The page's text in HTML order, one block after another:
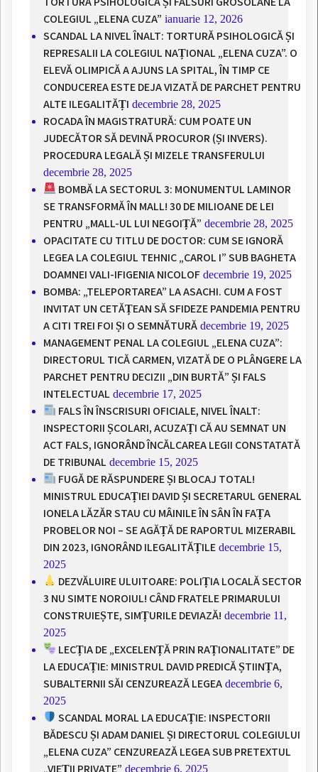
COLEGIUL „ELENA CUZA” ianuarie 12, 2026
SCANDAL LA NIVEL ÎNALT: TORTURĂ PSIHOLOGICĂ ȘI
REPRESALII LA COLEGIUL NAȚIONAL „ELENA CUZA”. O
ELEVĂ OLIMPICĂ A AJUNS LA SPITAL, ÎN TIMP CE
CONDUCEREA ESTE DEJA VIZATĂ DE PARCHET PENTRU
ALTE ILEGALITĂȚI decembrie 28, 2025
ROCADA ÎN MAGISTRATURĂ: CUM POATE UN
JUDECĂTOR SĂ DEVINĂ PROCUROR (ȘI INVERS).
PROCEDURA LEGALĂ ȘI MIZELE TRANSFERULUI
decembrie 28, 2025
BOMBĂ LA SECTORUL 3: MONUMENTUL LAMINOR
SE TRANSFORMĂ ÎN MALL! 30 DE MILIOANE DE LEI
PENTRU „MALL-UL LUI NEGOIȚĂ” decembrie 28, 2025
OPACITATE CU TITLU DE DOCTOR: CUM SE IGNORĂ
LEGEA LA COLEGIUL TEHNIC „CAROL I” SUB BAGHETA
DOAMNEI VALI-IFIGENIA NICOLOF decembrie 19, 2025
BOMBA: „TELEPORTAREA” LA ASACHI. CUM A FOST
INVITAT UN CETĂȚEAN SĂ SFIDEZE PANDEMIA PENTRU
A CITI TREI FOI ȘI O SEMNĂTURĂ decembrie 19, 2025
MANAGEMENT PENAL LA COLEGIUL „ELENA CUZA”:
DIRECTORUL TICĂ CARMEN, VIZATĂ DE O PLÂNGERE LA
PARCHET PENTRU DECIZII „DIN BURTĂ” ȘI FALS
INTELECTUAL decembrie 17, 2025
FALS ÎN ÎNSCRISURI OFICIALE, NIVEL ÎNALT:
INSPECTORII ȘCOLARI, ACUZAȚI CĂ AU SEMNAT UN
ACT FALS, IGNORÂND ÎNCĂLCAREA LEGII CONSTATATĂ
DE TRIBUNAL decembrie 15, 2025
FUGĂ DE RĂSPUNDERE ȘI BLOCAJ TOTAL!
MINISTRUL EDUCAȚIEI DAVID ȘI SECRETARUL GENERAL
IONELA LĂZĂR STAU CU MÂINILE ÎN SÂN ÎN FAȚA
PROBELOR NOI – SE AGĂȚĂ DE RAPORTUL MIZERABIL
DIN 2023, IGNORÂND ILEGALITĂȚILE decembrie 15,
2025
DEZVĂLUIRE ULUITOARE: POLIȚIA LOCALĂ SECTOR
3 NU SIMTE NOROIUL! CÂND FRATELE PRIMARULUI
CONSTRUIEȘTE, SIMȚURILE DEVIAZĂ! decembrie 11,
2025
LECȚIA DE „EXCELENȚĂ PRIN RAȚIONALITATE” DE
LA EDUCAȚIE: MINISTRUL DAVID PREDICĂ ȘTIINȚA,
SUBALTERNII SĂI CENZUREAZĂ LEGEA decembrie 6,
2025
SCANDAL MORAL LA EDUCAȚIE: INSPECTORII
BĂDESCU ȘI ADAM DANIEL ȘI DIRECTORUL COLEGIULUI
„ELENA CUZA” CENZUREAZĂ LEGEA SUB PRETEXTUL
„VIEȚII PRIVATE” decembrie 6, 2025